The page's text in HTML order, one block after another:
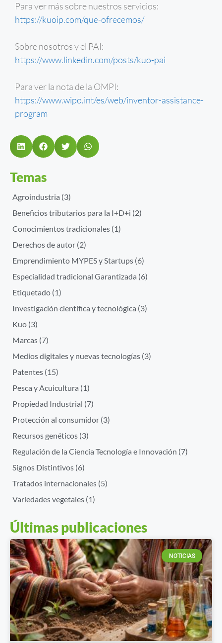
Para ver más sobre nuestros servicios:
https://kuoip.com/que-ofrecemos/
Sobre nosotros y el PAI:
https://www.linkedin.com/posts/kuo-pai
Para ver la nota de la OMPI:
https://www.wipo.int/es/web/inventor-assistance-
program
Temas
Agroindustria (3)
Beneficios tributarios para la I+D+i (2)
Conocimientos tradicionales (1)
Derechos de autor (2)
Emprendimiento MYPES y Startups (6)
Especialidad tradicional Garantizada (6)
Etiquetado (1)
Investigación científica y tecnológica (3)
Kuo (3)
Marcas (7)
Medios digitales y nuevas tecnologías (3)
Patentes (15)
Pesca y Acuicultura (1)
Propiedad Industrial (7)
Protección al consumidor (3)
Recursos genéticos (3)
Regulación de la Ciencia Tecnología e Innovación (7)
Signos Distintivos (6)
Tratados internacionales (5)
Variedades vegetales (1)
Últimas publicaciones
NOTICIAS